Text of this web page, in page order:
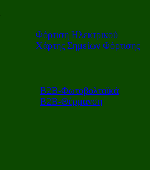
Φόρτιση Ηλεκτρικού
Χάρτης Σημείων Φόρτισης
Β2Β-Φωτοβολταϊκά
Β2Β-Θέρμανση